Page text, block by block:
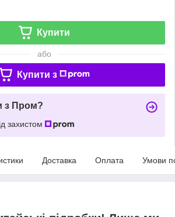
Купити
або
Купити з
з Пром?
захистом
Доставка Оплата Умови